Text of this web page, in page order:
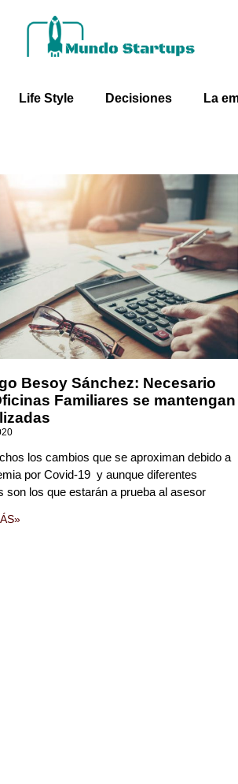
Life Style Decisiones La
Besoy Sánchez: Necesario
Familiares se mantengan
los cambios que se aproximan debido a
por Covid-19 y aunque diferentes
son los que estarán a prueba al asesor